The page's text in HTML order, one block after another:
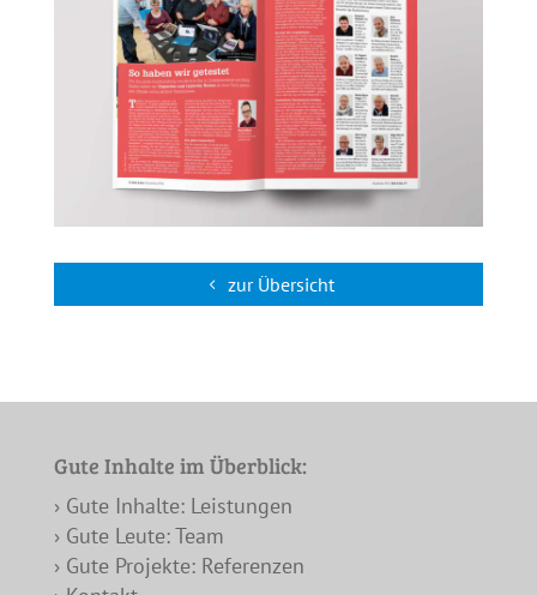
zur Übersicht
Gute Inhalte im Überblick:
› Gute Inhalte: Leistungen
› Gute Leute: Team
› Gute Projekte: Referenzen